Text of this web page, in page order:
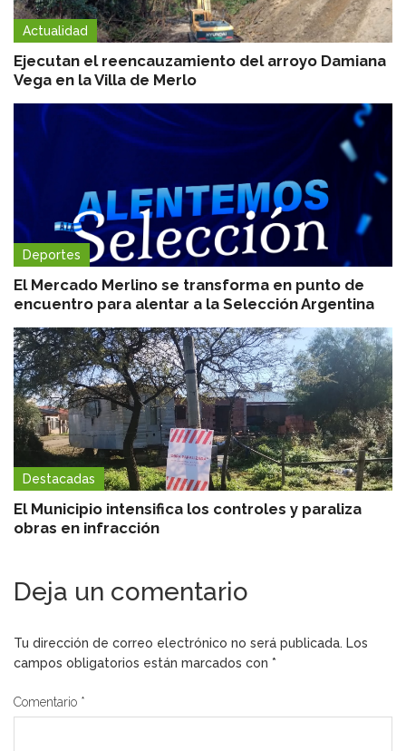
Actualidad
Ejecutan el reencauzamiento del arroyo Damiana
Vega en la Villa de Merlo
Deportes
El Mercado Merlino se transforma en punto de
encuentro para alentar a la Selección Argentina
Destacadas
El Municipio intensifica los controles y paraliza
obras en infracción
Deja un comentario
Tu dirección de correo electrónico no será publicada. Los
campos obligatorios están marcados con *
Comentario *